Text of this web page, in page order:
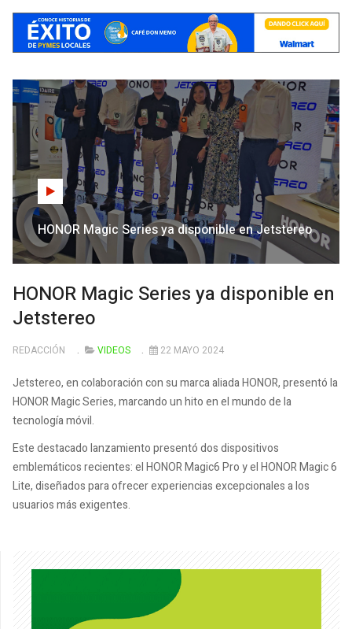
HONOR Magic Series ya disponible en Jetstereo
HONOR Magic Series ya disponible en
Jetstereo
REDACCIÓN VIDEOS 22 MAYO 2024
Jetstereo, en colaboración con su marca aliada HONOR, presentó la
HONOR Magic Series, marcando un hito en el mundo de la
tecnología móvil.
Este destacado lanzamiento presentó dos dispositivos
emblemáticos recientes: el HONOR Magic6 Pro y el HONOR Magic 6
Lite, diseñados para ofrecer experiencias excepcionales a los
usuarios más exigentes.